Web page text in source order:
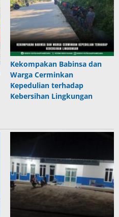
Kekompakan Babinsa dan
Warga Cerminkan
Kepedulian terhadap
Kebersihan Lingkungan